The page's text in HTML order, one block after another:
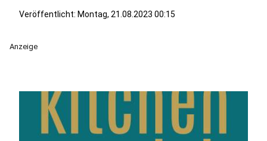
Veröffentlicht: Montag, 21.08.2023 00:15
Anzeige